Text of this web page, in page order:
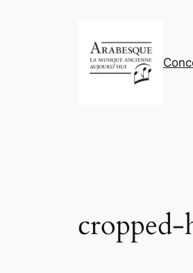
cropped-